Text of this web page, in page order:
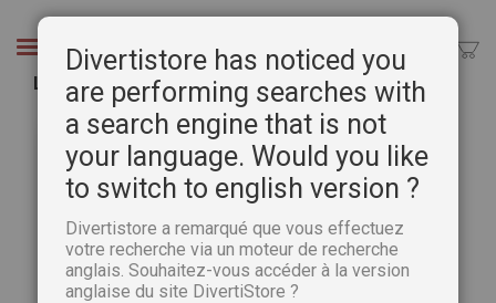
Chercher
La couleur expliquée aux artistes
Passer
galerie
d’images
Divertistore has noticed you
are performing searches with
a search engine that is not
your language. Would you like
to switch to english version ?
Divertistore a remarqué que vous effectuez
votre recherche via un moteur de recherche
anglais. Souhaitez-vous accéder à la version
anglaise du site DivertiStore ?